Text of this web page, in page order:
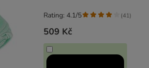
509 Kč
Rating: 4.1/5 (41)